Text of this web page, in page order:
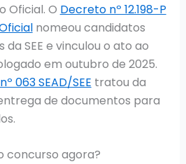
Oficial. O Decreto nº 12.198-P
nomeou candidatos
SEE e vinculou o ato ao
em outubro de 2025.
063 SEAD/SEE tratou da
de documentos para
concurso agora?